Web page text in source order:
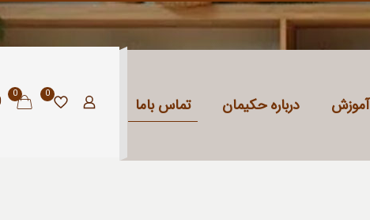
آموزش درباره حکیمان تماس باما
0
0
0